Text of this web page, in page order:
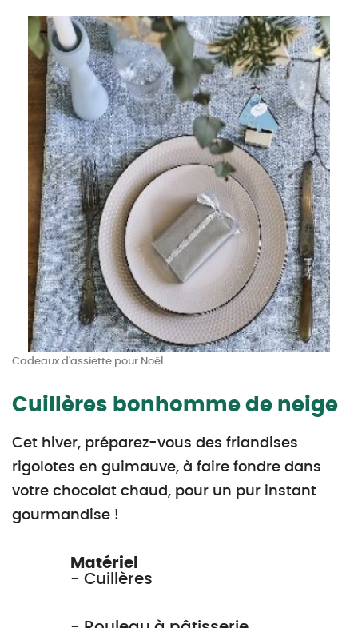
Cadeaux d'assiette pour Noël
Cuillères bonhomme de neige
Cet hiver, préparez-vous des friandises
rigolotes en guimauve, à faire fondre dans
votre chocolat chaud, pour un pur instant
gourmandise !
Matériel
- Cuillères